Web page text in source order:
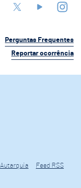
Perguntas Frequentes
Reportar ocorrência
Feed RSS